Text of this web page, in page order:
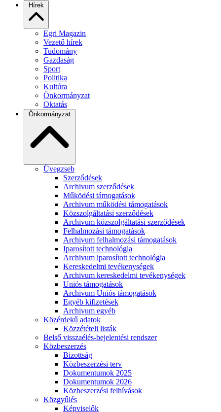
Hírek
Egri Magazin
Vezető hírek
Tudomány
Gazdaság
Sport
Politika
Kultúra
Önkormányzat
Oktatás
Önkormányzat
Üvegzseb
Szerződések
Archivum szerződések
Működési támogatások
Archivum működési támogatások
Közszolgáltatási szerződések
Archivum közszolgáltatási szerződések
Felhalmozási támogatások
Archivum felhalmozási támogatások
Iparosított technológia
Archivum iparosított technológia
Kereskedelmi tevékenységek
Archivum kereskedelmi tevékenységek
Uniós támogatások
Archivum Uniós támogatások
Egyéb kifizetések
Archivum egyéb
Közérdekű adatok
Közzétételi listák
Belső visszaélés-bejelentési rendszer
Közbeszerzés
Bizottság
Közbeszerzési terv
Dokumentumok 2025
Dokumentumok 2026
Közbeszerzési felhívások
Közgyűlés
Képviselők